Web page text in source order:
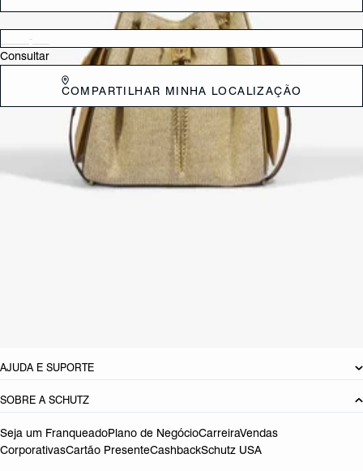
Verificar disponibilidade nas lojas próximas a você
Consultar
COMPARTILHAR MINHA LOCALIZAÇÃO
Eleve seu estilo a um novo nível com a Bolsa Tiracolo Média Lilibet de
Couro. Este modelo se destaca por sua elegância e design refinado.
O acabamento brilhante e a textura sutil do couro criam um visual
AJUDA E SUPORTE
SOBRE A SCHUTZ
Seja um FranqueadoPlano de NegócioCarreiraVendas
CorporativasCartão PresenteCashbackSchutz USA